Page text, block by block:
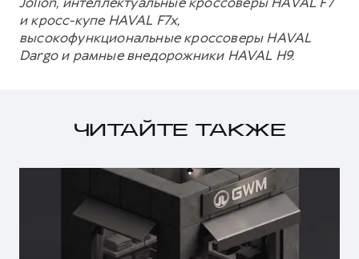
и кросс-купе HAVAL F7x,
высокофункциональные кроссоверы HAVAL
Dargo и рамные внедорожники HAVAL H9.
ЧИТАЙТЕ ТАКЖЕ